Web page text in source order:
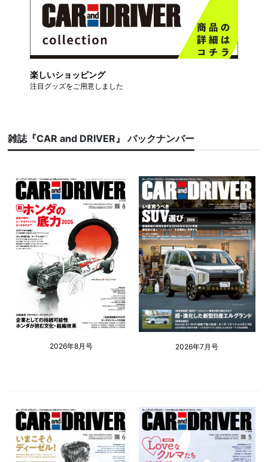
楽しいショッピング
注目グッズをご用意しました
雑誌『CAR and DRIVER』 バックナンバー
2026年8月号 2026年7月号